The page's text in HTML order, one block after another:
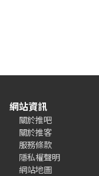
網站資訊
關於推吧
關於推客
服務條款
隱私權聲明
網站地圖